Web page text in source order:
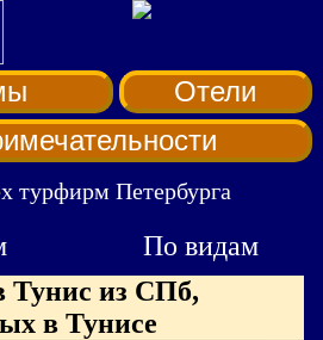
Отели
турфирм Петербурга
По видам
Тунис из СПб,
в Тунисе